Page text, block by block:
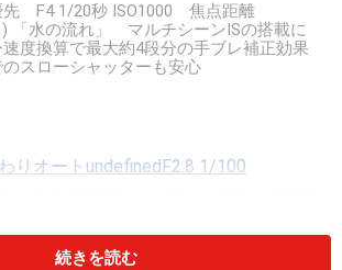
先 F4 1/20秒 ISO1000 焦点距離
「水の流れ」 マルチシーンISの搭載に
度換算で最大約4段分の手ブレ補正効果
スローシャッターも安心
続きを読む